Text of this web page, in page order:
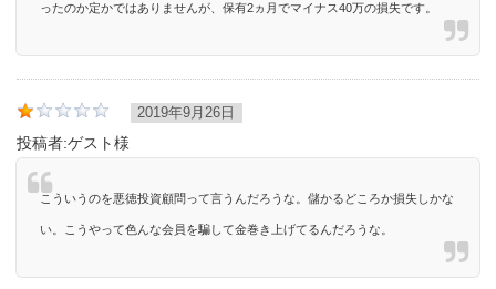
ったのか定かではありませんが、保有2ヵ月でマイナス40万の損失です。
2019年9月26日
投稿者:ゲスト様
こういうのを悪徳投資顧問って言うんだろうな。儲かるどころか損失しかな
い。こうやって色んな会員を騙して金巻き上げてるんだろうな。